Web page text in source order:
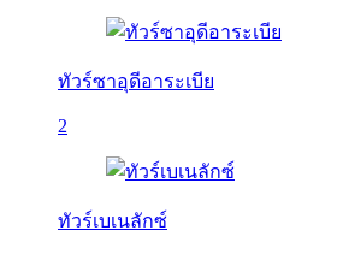
ทัวร์ซาอุดีอาระเบีย
2
ทัวร์เบเนลักซ์